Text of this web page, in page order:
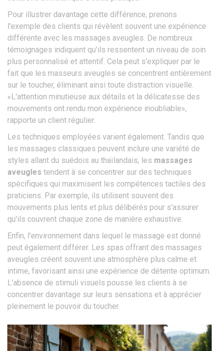
Pour illustrer davantage cette différence, prenons
l'exemple des clients qui révèlent souvent une expérience
différente avec les massages aveugles. De nombreux
témoignages indiquent qu'ils ressentent un niveau de soin
plus personnalisé et attentif. Cela peut s'expliquer par le
fait que les masseurs aveugles se concentrent entièrement
sur le toucher, éliminant ainsi toute distraction visuelle.
«L'attention minutieuse aux détails et la délicatesse des
mouvements ont rendu mon expérience inoubliable»,
rapporte un client régulier.
Les techniques employées varient également. Tandis que
les massages classiques peuvent inclure une variété de
styles allant du suédois au thaïlandais, les massages
aveugles tendent à se concentrer sur des techniques
spécifiques qui maximisent les compétences tactiles des
praticiens. Par exemple, ils utilisent souvent des
mouvements plus lents et plus délibérés pour s'assurer
qu'ils couvrent chaque zone de manière exhaustive.
Enfin, l'environnement dans lequel le massage est donné
peut également différer. Les spas offrant des massages
aveugles créent souvent une atmosphère plus calme et
intime, favorisant ainsi une expérience de détente optimum.
L'absence de stimuli visuels pousse les clients à se
concentrer davantage sur leurs sensations et à apprécier
pleinement le pouvoir du toucher.